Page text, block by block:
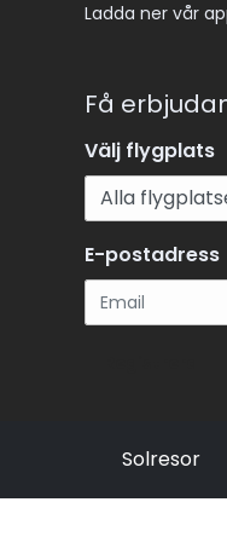
Ladda ner vår
Få
Välj flygplats
E-postadress
Solresor